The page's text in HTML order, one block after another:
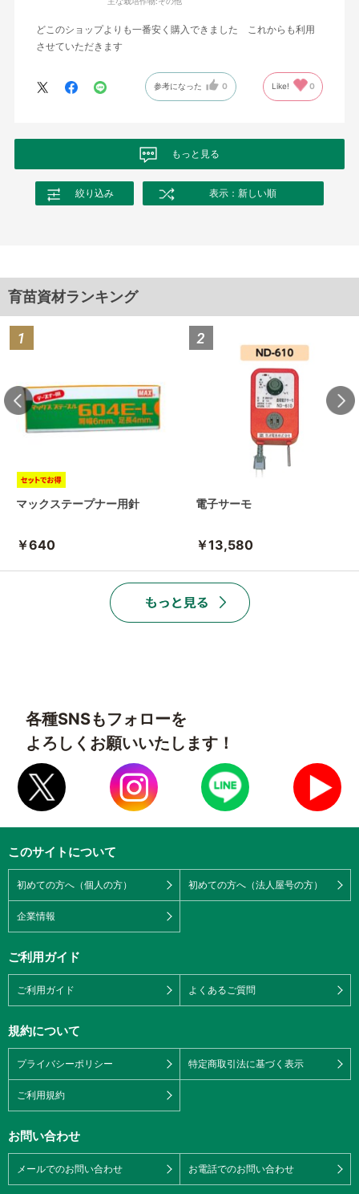
どこのショップよりも一番安く購入できました これからも利用
させていただきます
参考になった 0 Like! 0
もっと見る
絞り込み 表示：新しい順
育苗資材ランキング
マックステープナー用針
￥640
電子サーモ
￥13,580
各種SNSもフォローを
よろしくお願いいたします！
このサイトについて
初めての方へ（個人の方） 初めての方へ（法人屋号の方）
企業情報
ご利用ガイド
ご利用ガイド よくあるご質問
規約について
プライバシーポリシー 特定商取引法に基づく表示
ご利用規約
お問い合わせ
メールでのお問い合わせ お電話でのお問い合わせ